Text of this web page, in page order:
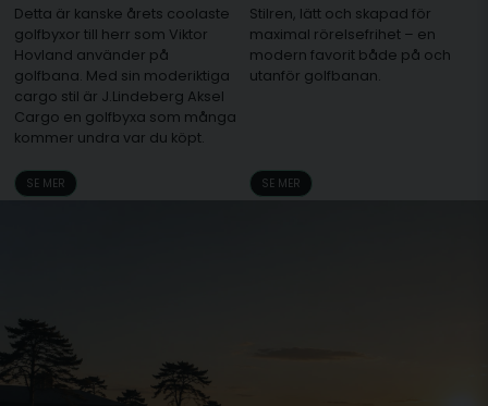
Detta är kanske årets coolaste
golfbyxor till herr som Viktor
Hovland använder på
golfbana. Med sin moderiktiga
cargo stil är J.Lindeberg Aksel
Cargo en golfbyxa som många
kommer undra var du köpt.
SE MER
Stilren, lätt och skapad för
maximal rörelsefrihet – en
modern favorit både på och
utanför golfbanan.
SE MER